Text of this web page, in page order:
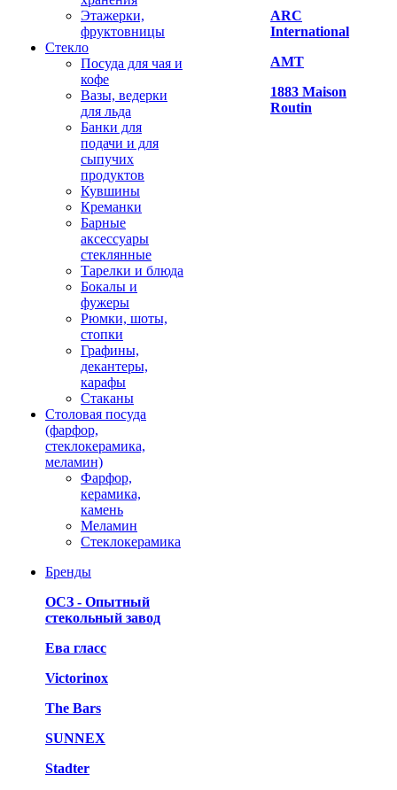
Этажерки,
фруктовницы
Стекло
Посуда для чая и
кофе
Вазы, ведерки
для льда
Банки для
подачи и для
сыпучих
продуктов
Кувшины
Креманки
Барные
аксессуары
стеклянные
Тарелки и блюда
Бокалы и
фужеры
Рюмки, шоты,
стопки
Графины,
декантеры,
карафы
Стаканы
Столовая посуда
(фарфор,
стеклокерамика,
меламин)
Фарфор,
керамика,
камень
Меламин
Стеклокерамика
Бренды
ОСЗ - Опытный
стекольный завод
Ева гласс
Victorinox
The Bars
SUNNEX
Stadter
ARC
International
AMT
1883 Maison
Routin